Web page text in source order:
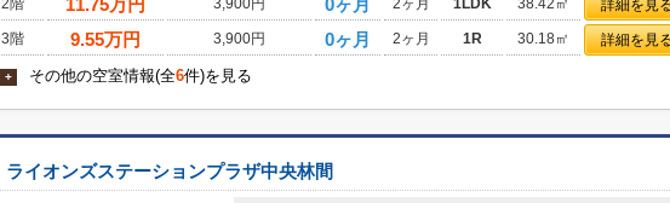
2階
11.75万円 3,900円 0ヶ月 2ヶ月 1LDK 38.42㎡ 詳細を見
3階
9.55万円 3,900円 0ヶ月 2ヶ月 1R 30.18㎡ 詳細を見
+ その他の空室情報(全6件)を見る
ライオンズステーションプラザ中央林間